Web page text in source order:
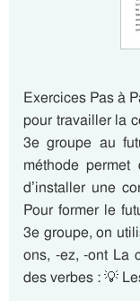
Exercices Pas à
pour travailler la
3e groupe au
méthode
d’installer une
Pour former le
3e groupe, on
ons, -ez, -ont La
des verbes : 💡